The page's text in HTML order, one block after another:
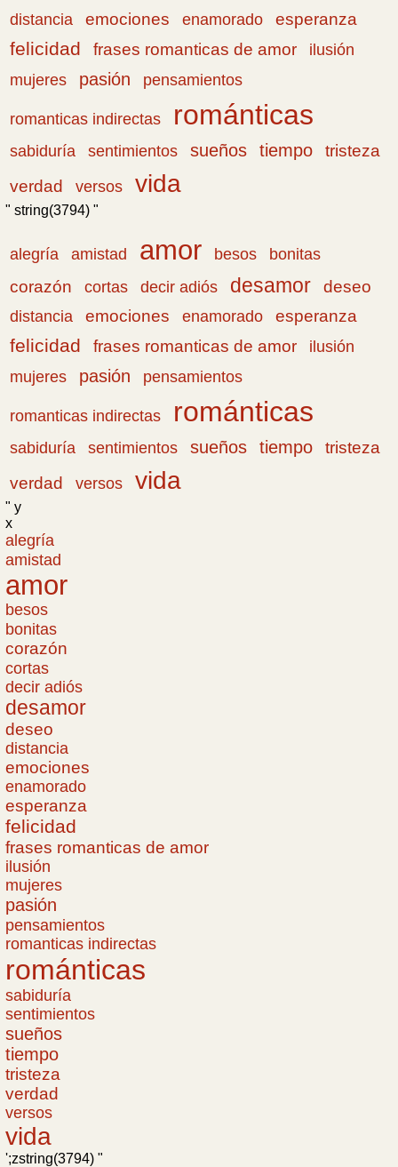
distancia emociones enamorado esperanza
felicidad frases romanticas de amor
ilusión
mujeres
pasión pensamientos
romanticas indirectas románticas
sabiduría sentimientos sueños tiempo
tristeza
verdad
versos vida
" string(3794) "
alegría amistad amor besos
bonitas
corazón
cortas decir adiós desamor deseo
distancia emociones enamorado esperanza
felicidad frases romanticas de amor
ilusión
mujeres
pasión pensamientos
romanticas indirectas románticas
sabiduría sentimientos sueños tiempo
tristeza
verdad
versos vida
" y
x
alegría
amistad
amor
besos
bonitas
corazón
cortas
decir adiós
desamor
deseo
distancia
emociones
enamorado
esperanza
felicidad
frases romanticas de amor
ilusión
mujeres
pasión
pensamientos
romanticas indirectas
románticas
sabiduría
sentimientos
sueños
tiempo
tristeza
verdad
versos
vida
';zstring(3794) "